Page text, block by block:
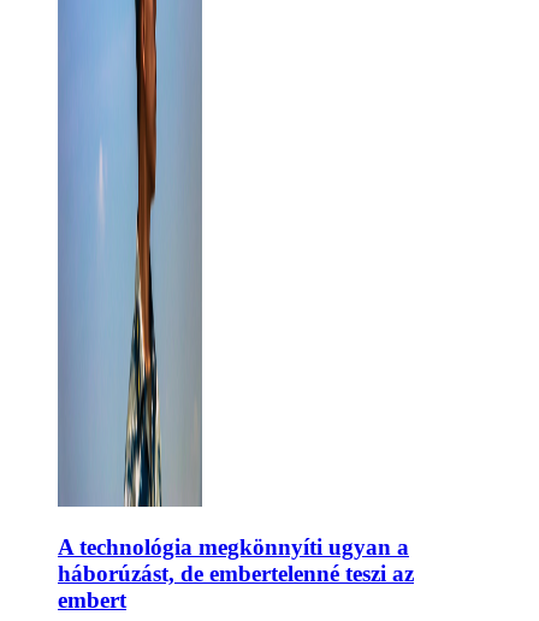
A technológia megkönnyíti ugyan a
háborúzást, de embertelenné teszi az
embert